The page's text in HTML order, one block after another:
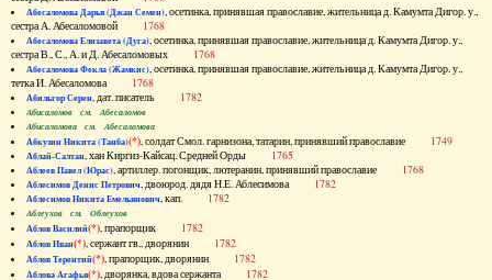
Абесаломова Дарья (Джан Семен), осетинка, принявшая православие, жительница д. Камумта Дигор. у.,
сестра А. Абесаломовой 1768
Абесаломова Елизавета (Дуга), осетинка, принявшая православие, жительница д. Камумта Дигор. у.,
сестра В., С., А. и Д. Абесаломовых 1768
Абесаломова Фекла (Жамкис), осетинка, принявшая православие, жительница д. Камумта Дигор. у.,
тетка И. Абесаломова 1768
Абильгор Серен, дат. писатель 1782
Абисаломов см. Абесаломов
Абисаломова см. Абесаломова
Абкузин Никита (Танба)(*), солдат Смол. гарнизона, татарин, принявший православие 1749
Аблай-Салтан, хан Киргиз-Кайсац. Средней Орды 1765
Аблеев Павел (Юрас), артиллер. погонщик, лютеранин, принявший православие 1768
Аблесимов Денис Петрович, двоюрод. дядя Н.Е. Аблесимова 1782
Аблесимов Никита Емельянович, кап. 1782
Аблеухов см. Облеухов
Аблов Василий(*), прапорщик 1782
Аблов Иван(*), сержант гв., дворянин 1782
Аблов Терентий(*), прапорщик, дворянин 1782
Аблова Агафья(*), дворянка, вдова сержанта 1782